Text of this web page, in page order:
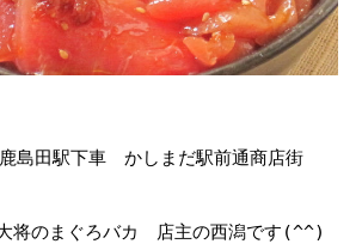
島田駅下車 かしまだ駅前通商店街
将のまぐろバカ 店主の西潟です(^^)